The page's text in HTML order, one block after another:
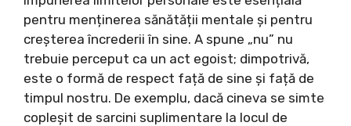
pentru menținerea sănătății mentale și pentru
creșterea încrederii în sine. A spune „nu” nu
trebuie perceput ca un act egoist; dimpotrivă,
este o formă de respect față de sine și față de
timpul nostru. De exemplu, dacă cineva se simte
copleșit de sarcini suplimentare la locul de